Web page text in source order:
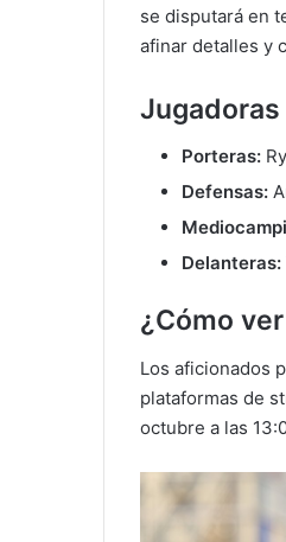
se disputará en
afinar detalles y
Porteras:
Defensas:
Delanteras:
¿Cómo
Los aficionados
plataformas de
octubre a las